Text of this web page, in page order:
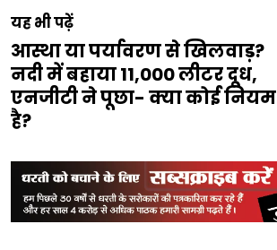
यह भी पढ़ें
आस्था या पर्यावरण से खिलवाड़?
नदी में बहाया 11,000 लीटर दूध,
एनजीटी ने पूछा- क्या कोई नियम
है?